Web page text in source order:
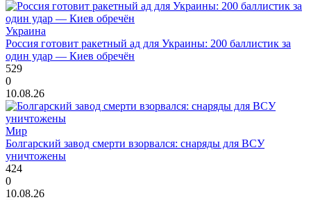
Украина
Россия готовит ракетный ад для Украины: 200 баллистик за
один удар — Киев обречён
529
0
10.08.26
Мир
Болгарский завод смерти взорвался: снаряды для ВСУ
уничтожены
424
0
10.08.26